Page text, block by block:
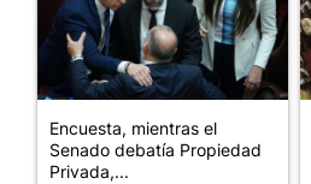
Encuesta, mientras el
Senado debatía Propiedad
Privada,...